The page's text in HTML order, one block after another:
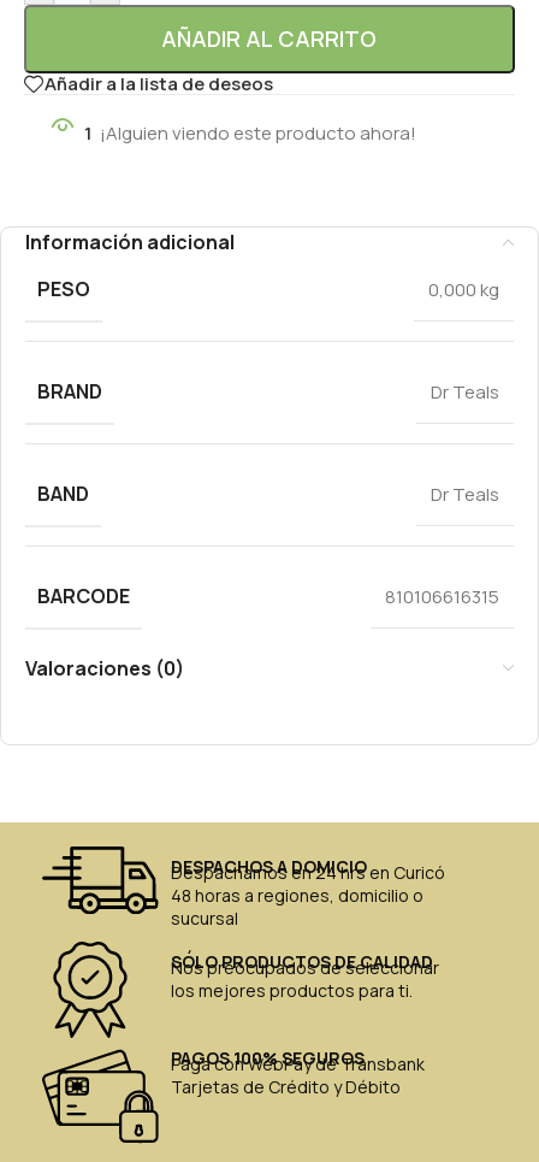
AÑADIR AL CARRITO
Añadir a la lista de deseos
1 ¡Alguien viendo este producto ahora!
Información adicional
PESO
0,000 kg
BRAND Dr Teals
BAND Dr Teals
BARCODE 810106616315
Valoraciones (0)
DESPACHOS A DOMICIO
Despachamos en 24 hrs en Curicó
48 horas a regiones, domicilio o
sucursal
SÓLO PRODUCTOS DE CALIDAD
Nos preocupados de seleccionar
los mejores productos para ti.
PAGOS 100% SEGUROS
Paga con WebPay de Transbank
Tarjetas de Crédito y Débito